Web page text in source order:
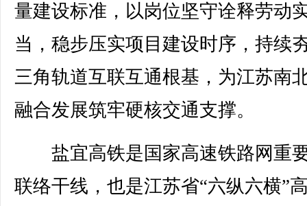
量建设标准，以岗位坚守诠释劳动
当，稳步压实项目建设时序，持续
三角轨道互联互通根基，为江苏南
融合发展筑牢硬核交通支撑。
盐宜高铁是国家高速铁路网重
联络干线，也是江苏省“六纵六横”